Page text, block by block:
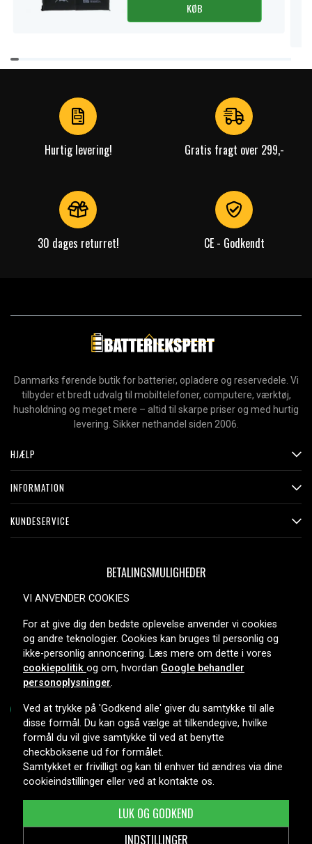
KØB
Item
1
Hurtig levering! Gratis fragt over 299,-
30 dages returret! CE - Godkendt
Danmarks førende butik for batterier, opladere og reservedele. Vi
tilbyder et bredt udvalg til mobiltelefoner, computere, værktøj,
husholdning og meget mere – altid til skarpe priser og med hurtig
levering. Sikker nethandel siden 2006.
HJÆLP
INFORMATION
KUNDESERVICE
BETALINGSMULIGHEDER
LEVERINGSMULIGHEDER
Copyright © 2026, Spares Nordic AB
VI ANVENDER COOKIES
For at give dig den bedste oplevelse anvender vi cookies
og andre teknologier. Cookies kan bruges til personlig og
ikke-personlig annoncering. Læs mere om dette i vores
cookiepolitik og om, hvordan Google behandler
personoplysninger.
Ved at trykke på 'Godkend alle' giver du samtykke til alle
disse formål. Du kan også vælge at tilkendegive, hvilke
formål du vil give samtykke til ved at benytte
checkboksene ud for formålet.
Samtykket er frivilligt og kan til enhver tid ændres via dine
cookieindstillinger eller ved at kontakte os.
INDSTILLINGER
LUK OG GODKEND